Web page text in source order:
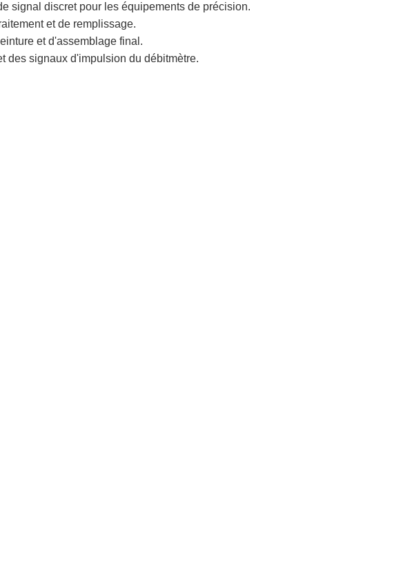
signal discret pour les équipements de précision.
et de remplissage.
et d'assemblage final.
des signaux d'impulsion du débitmètre.